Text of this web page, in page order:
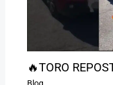
🔥TORO
Blog